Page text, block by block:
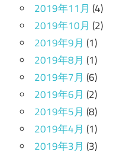
2019年11月 (4)
2019年10月 (2)
2019年9月 (1)
2019年8月 (1)
2019年7月 (6)
2019年6月 (2)
2019年5月 (8)
2019年4月 (1)
2019年3月 (3)